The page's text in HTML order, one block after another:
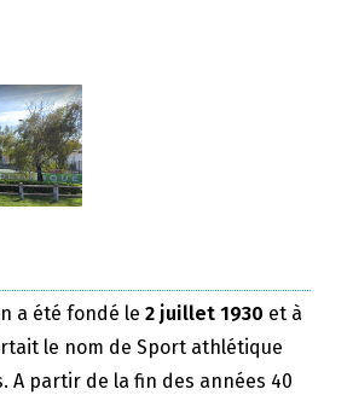
a été fondé le 2 juillet 1930 et à
le nom de Sport athlétique
A partir de la fin des années 40